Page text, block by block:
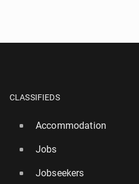
CLASSIFIEDS
Accommodation
Jobs
Jobseekers